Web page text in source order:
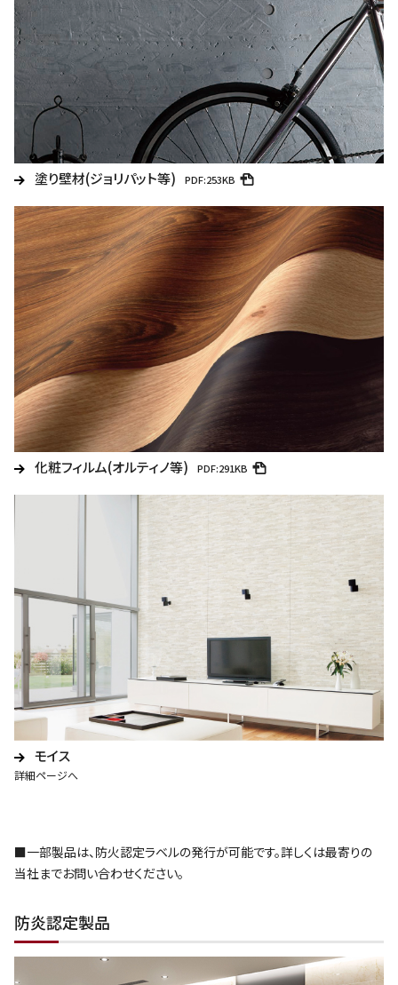
塗り壁材(ジョリパット等) PDF:253KB
化粧フィルム(オルティノ等) PDF:291KB
モイス
詳細ページへ
■一部製品は、防火認定ラベルの発行が可能です。詳しくは最寄りの
当社までお問い合わせください。
防炎認定製品